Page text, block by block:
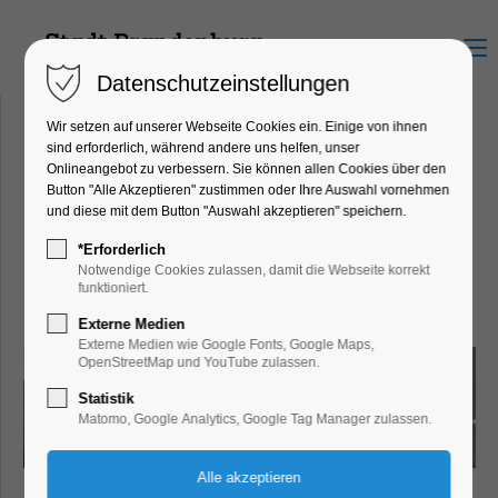
Menu
Bäcker Thonke - REWE
Brandenburg Veilchenweg
Veilchenweg 2, 14776
Brandenburg an der Havel
Datenschutzeinstellungen
Wir setzen auf unserer Webseite Cookies ein. Einige von ihnen
sind erforderlich, während andere uns helfen, unser
Onlineangebot zu verbessern. Sie können allen Cookies über den
Button "Alle Akzeptieren" zustimmen oder Ihre Auswahl vornehmen
und diese mit dem Button "Auswahl akzeptieren" speichern.
*Erforderlich
Notwendige Cookies zulassen, damit die Webseite korrekt
funktioniert.
Externe Medien
Externe Medien wie Google Fonts, Google Maps,
OpenStreetMap und YouTube zulassen.
Statistik
Matomo, Google Analytics, Google Tag Manager zulassen.